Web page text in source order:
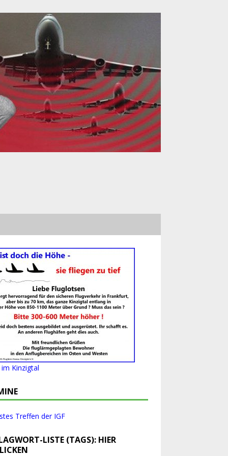
Kinzigtal
Treffen der IGF
LISTE (TAGS): HIER